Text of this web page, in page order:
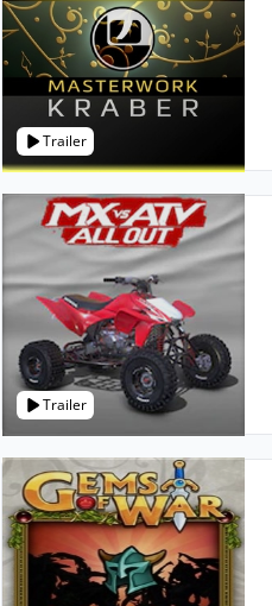
Trailer
Trailer